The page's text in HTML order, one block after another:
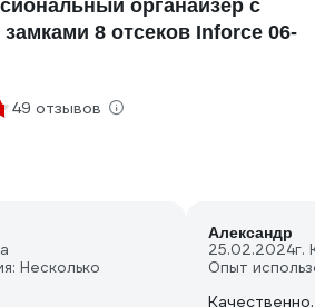
органайзер с
8 отсеков Inforce 06-
49 отзывов
Несколько
Александр
25.02.2024г.
Опыт
Качественно.